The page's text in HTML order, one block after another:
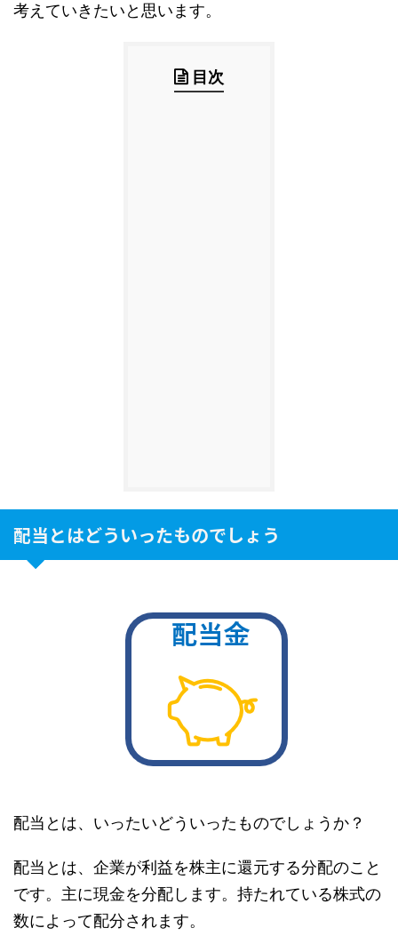
考えていきたいと思います。
目次
配当とはどういったものでしょう
配当とは、いったいどういったものでしょうか？
配当とは、企業が利益を株主に還元する分配のこと
です。主に現金を分配します。持たれている株式の
数によって配分されます。